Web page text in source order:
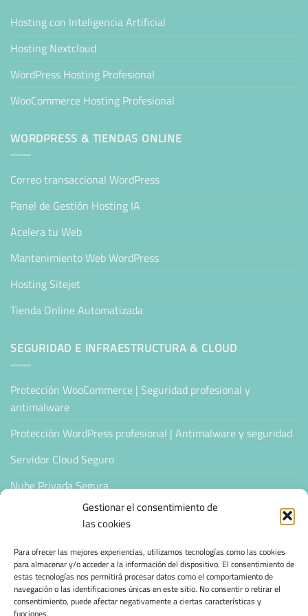
Gestionar el consentimiento de
las cookies
Para ofrecer las mejores experiencias, utilizamos tecnologías como las cookies
para almacenar y/o acceder a la información del dispositivo. El consentimiento de
estas tecnologías nos permitirá procesar datos como el comportamiento de
navegación o las identificaciones únicas en este sitio. No consentir o retirar el
consentimiento, puede afectar negativamente a ciertas características y
Hosting con Inteligencia Artificial
Hosting Nextcloud
WordPress Hosting Profesional
WooCommerce Hosting Profesional
WORDPRESS & TIENDAS ONLINE
Correo transaccional WordPress
Panel de Gestión Hosting IA
Acelera tu Web
Mantenimiento Web WordPress
Hosting Sitejet
Tienda Online Automatizada
SEGURIDAD E INFRAESTRUCTURA & CLOUD
Protección WooCommerce | Seguridad profesional y
antimalware
Protección WordPress profesional | Antimalware y seguridad
Servidor Cloud Seguro
Nube Privada Segura
CONFIANZA & ESPECIALIZACIÓN
Sello de Confianza
Empresas Verificadas +100 Protocolos Online